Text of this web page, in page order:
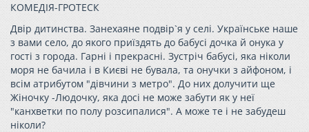
КОМЕДІЯ-ГРОТЕСК
Двір дитинства. Занехаяне подвір`я у селі. Українське наше
з вами село, до якого приїздять до бабусі дочка й онука у
гості з города. Гарні і прекрасні. Зустріч бабусі, яка ніколи
моря не бачила і в Києві не бувала, та онучки з айфоном, і
всім атрибутом "дівчини з метро". До них долучити ще
Жіночку -Людочку, яка досі не може забути як у неї
"канхветки по полу розсипалися". А може те і не забудеш
ніколи?